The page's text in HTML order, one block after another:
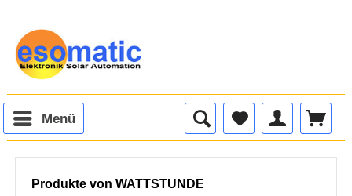
Menü
Produkte von WATTSTUNDE